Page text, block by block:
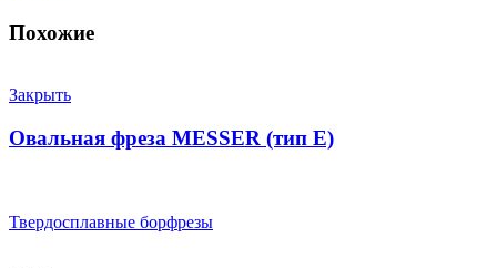
Похожие
Закрыть
Овальная фреза MESSER (тип E)
Твердосплавные борфрезы